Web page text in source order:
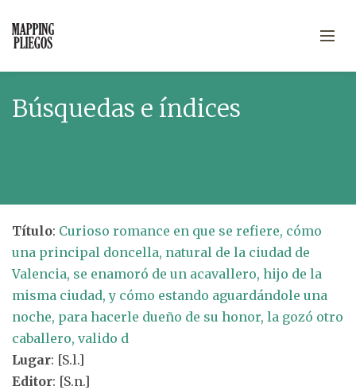
Búsquedas e índices
Título: Curioso romance en que se refiere, cómo
una principal doncella, natural de la ciudad de
Valencia, se enamoró de un acavallero, hijo de la
misma ciudad, y cómo estando aguardándole una
noche, para hacerle dueño de su honor, la gozó otro
caballero, valido d
Lugar: [S.l.]
Editor: [S.n.]